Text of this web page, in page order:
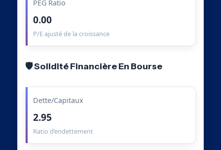
PEG Ratio
0.00
P/E ajusté de la croissance
🛡️ Solidité Financière En Bourse
Dette/Capitaux
2.95
Ratio d’endettement